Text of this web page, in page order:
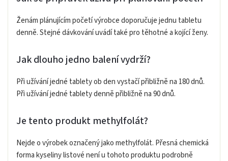
Ženám plánujícím početí výrobce doporučuje jednu tabletu
denně. Stejné dávkování uvádí také pro těhotné a kojící ženy.
Jak dlouho jedno balení vydrží?
Při užívání jedné tablety ob den vystačí přibližně na 180 dnů.
Při užívání jedné tablety denně přibližně na 90 dnů.
Je tento produkt methylfolát?
Nejde o výrobek označený jako methylfolát. Přesná chemická
forma kyseliny listové není u tohoto produktu podrobně